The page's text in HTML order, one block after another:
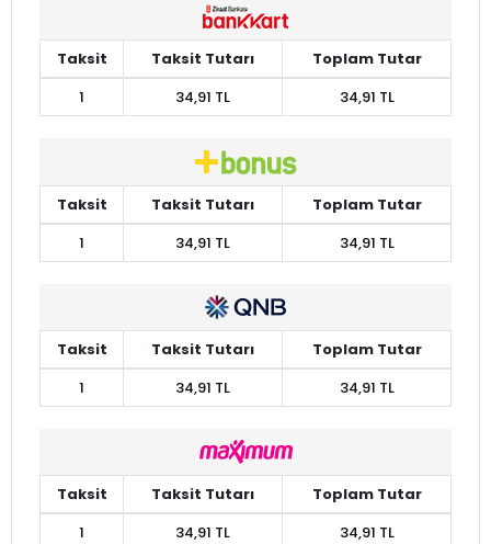
Taksit Taksit Tutarı
Toplam Tutar
1
34,91 TL 34,91 TL
Taksit Taksit Tutarı
Toplam Tutar
1
34,91 TL 34,91 TL
Taksit Taksit Tutarı
Toplam Tutar
1
34,91 TL 34,91 TL
Taksit Taksit Tutarı
Toplam Tutar
1
34,91 TL 34,91 TL